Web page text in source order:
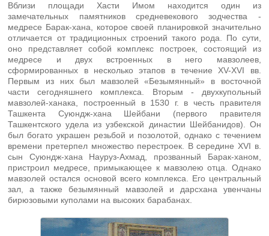
Вблизи площади Хасти Имом находится один из
замечательных памятников средневекового зодчества -
медресе Барак-хана, которое своей планировкой значительно
отличается от традиционных строений такого рода. По сути,
оно представляет собой комплекс построек, состоящий из
медресе и двух встроенных в него мавзолеев,
сформированных в несколько этапов в течение XV-XVI вв.
Первым из них был мавзолей «Безымянный» в восточной
части сегодняшнего комплекса. Вторым - двухкупольный
мавзолей-ханака, построенный в 1530 г. в честь правителя
Ташкента Суюндж-хана Шейбани (первого правителя
Ташкентского удела из узбекской династии Шейбанидов). Он
был богато украшен резьбой и позолотой, однако с течением
времени претерпел множество перестроек. В середине XVI в.
сын Суюндж-хана Науруз-Ахмад, прозванный Барак-ханом,
пристроил медресе, примыкающее к мавзолею отца. Однако
мавзолей остался основой всего комплекса. Его центральный
зал, а также безымянный мавзолей и дарсхана увенчаны
бирюзовыми куполами на высоких барабанах.